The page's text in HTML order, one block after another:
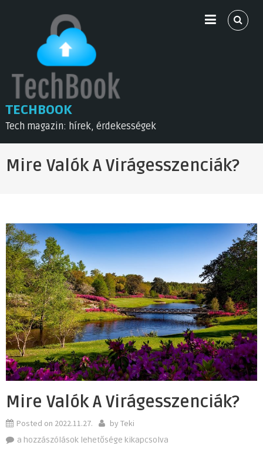
TECHBOOK
Tech magazin: hírek, érdekességek
Mire Valók A Virágesszenciák?
Mire Valók A Virágesszenciák?
Posted on 2022.11.27. by Teki
Mire
a hozzászólások lehetősége kikapcsolva